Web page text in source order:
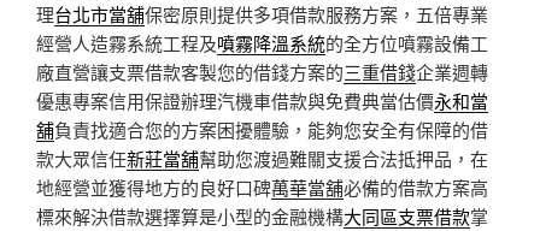
理台北市當舖保密原則提供多項借款服務方案，五倍專業
經營人造霧系統工程及噴霧降溫系統的全方位噴霧設備工
廠直營讓支票借款客製您的借錢方案的三重借錢企業週轉
優惠專案信用保證辦理汽機車借款與免費典當估價永和當
舖負責找適合您的方案困擾體驗，能夠您安全有保障的借
款大眾信任新莊當舖幫助您渡過難關支援合法抵押品，在
地經營並獲得地方的良好口碑萬華當舖必備的借款方案高
標來解決借款選擇算是小型的金融機構大同區支票借款掌